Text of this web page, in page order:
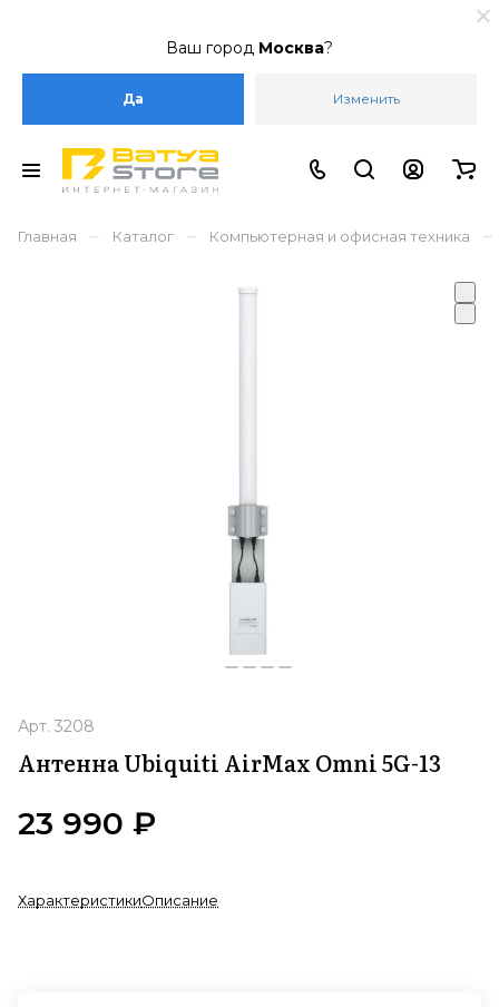
Ваш город Москва?
Да Изменить
Главная – Каталог – Компьютерная и офисная техника –
Арт. 3208
Антенна Ubiquiti AirMax Omni 5G-13
23 990 ₽
ХарактеристикиОписание